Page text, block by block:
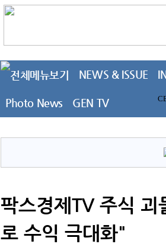
NEWS & ISSUE
Photo News GEN TV
팍스경제TV 주식
로 수익 극대화"